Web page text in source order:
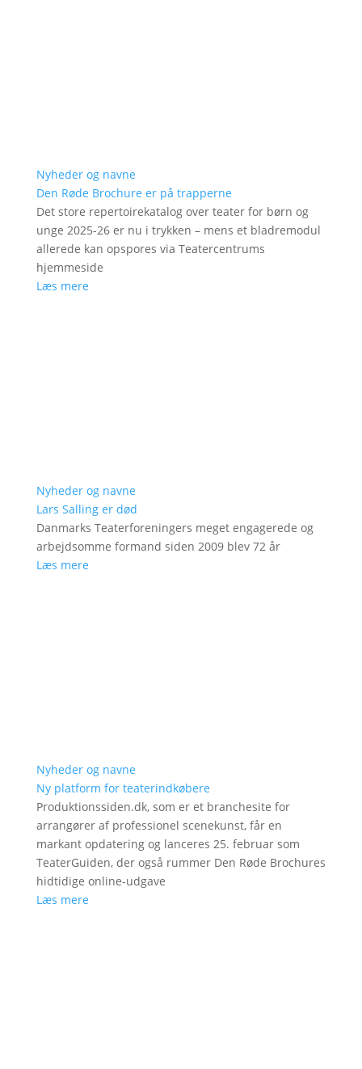
Nyheder og navne
Den Røde Brochure er på trapperne
Det store repertoirekatalog over teater for børn og
unge 2025-26 er nu i trykken – mens et bladremodul
allerede kan opspores via Teatercentrums
hjemmeside
Læs mere
Nyheder og navne
Lars Salling er død
Danmarks Teaterforeningers meget engagerede og
arbejdsomme formand siden 2009 blev 72 år
Læs mere
Nyheder og navne
Ny platform for teaterindkøbere
Produktionssiden.dk, som er et branchesite for
arrangører af professionel scenekunst, får en
markant opdatering og lanceres 25. februar som
TeaterGuiden, der også rummer Den Røde Brochures
hidtidige online-udgave
Læs mere